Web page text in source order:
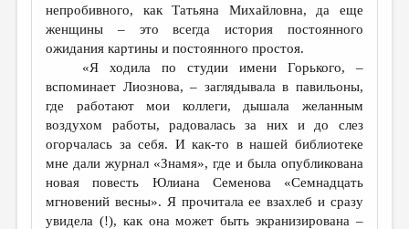
непробивного, как Татьяна Михайловна, да еще
женщины – это всегда история постоянного
ожидания картины и постоянного простоя.
«Я ходила по студии имени Горького, –
вспоминает Лиознова, – заглядывала в павильоны,
где работают мои коллеги, дышала желанным
воздухом работы, радовалась за них и до слез
огорчалась за себя. И как-то в нашей библиотеке
мне дали журнал «Знамя», где и была опубликована
новая повесть Юлиана Семенова «Семнадцать
мгновений весны». Я прочитала ее взахлеб и сразу
увидела (!), как она может быть экранизирована –